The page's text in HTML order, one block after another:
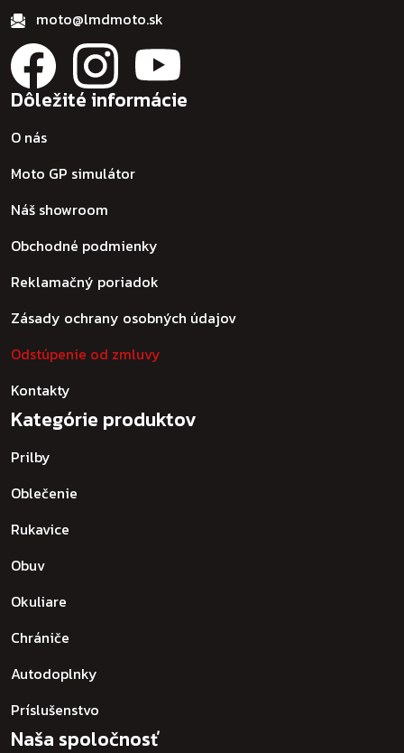
moto@lmdmoto.sk
Dôležité informácie
O nás
Moto GP simulátor
Náš showroom
Obchodné podmienky
Reklamačný poriadok
Zásady ochrany osobných údajov
Odstúpenie od zmluvy
Kontakty
Kategórie produktov
Prilby
Oblečenie
Rukavice
Obuv
Okuliare
Chrániče
Autodoplnky
Príslušenstvo
Naša spoločnosť